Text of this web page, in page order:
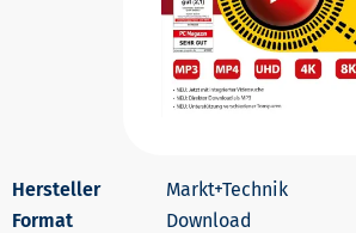
Markt+Technik
Download